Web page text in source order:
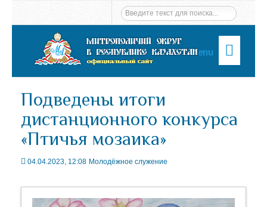
Menu
Подведены итоги
дистанционного конкурса
«Птичья мозаика»
04.04.2023, 12:08 Молодёжное служение